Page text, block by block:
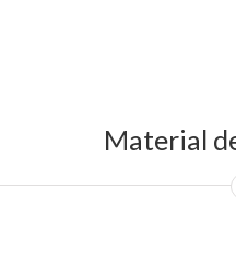
Material